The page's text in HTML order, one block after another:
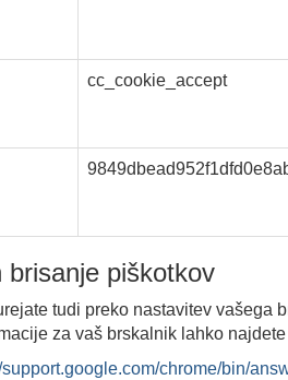
cc_cookie_accept
brisanje piškotkov
tudi preko nastavitev vašega
za vaš brskalnik lahko
support.google.com/chrome/bin/